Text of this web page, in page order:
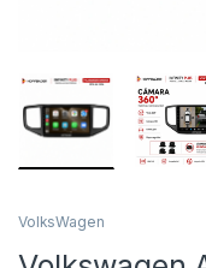
VolksWagen